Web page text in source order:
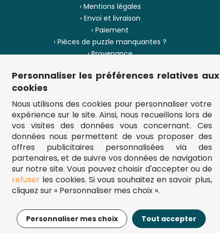
10,95€ Ajouter au panier
› Mentions légales
› Envoi et livraison
› Paiement
› Pièces de puzzle manquantes ?
› Provenance
› Plan du site
** Frais d'envoi = 6,95 € (France) / gratuit à partir de 45 €.
fou-de-puzzle.com : le site référence pour acheter des puzzles de
qualité à bon prix.
© Fou-de-puzzle.com 2011 - 2026
Personnaliser les préférences relatives aux
cookies
Nous utilisons des cookies pour personnaliser votre
expérience sur le site. Ainsi, nous recueillons lors de
vos visites des données vous concernant. Ces
données nous permettent de vous proposer des
offres publicitaires personnalisées via des
partenaires, et de suivre vos données de navigation
sur notre site. Vous pouvez choisir d'accepter ou de
refuserles cookies. Si vous souhaitez en savoir plus,
cliquez sur « Personnaliser mes choix ».
Personnaliser mes choix Tout accepter